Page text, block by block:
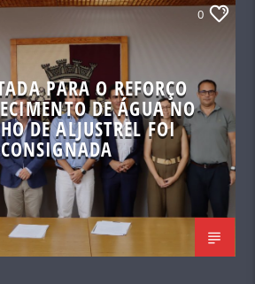
0
PARA O REFORÇO
DE ÁGUA NO
DE ALJUSTREL FOI
CONSIGNADA